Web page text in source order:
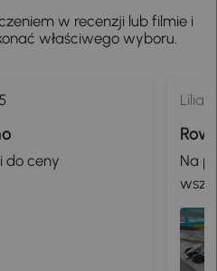
w recenzji lub filmie i
właściwego wyboru.
do ceny
Na